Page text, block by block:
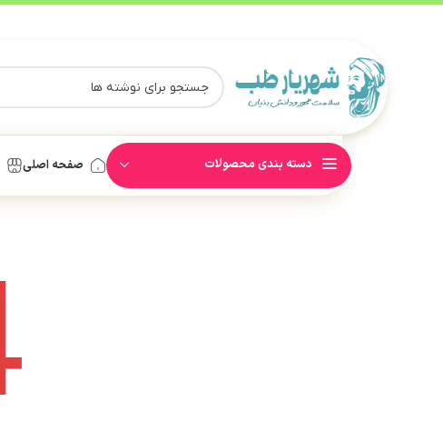
دسته بندی محصولات صفحه اصلی